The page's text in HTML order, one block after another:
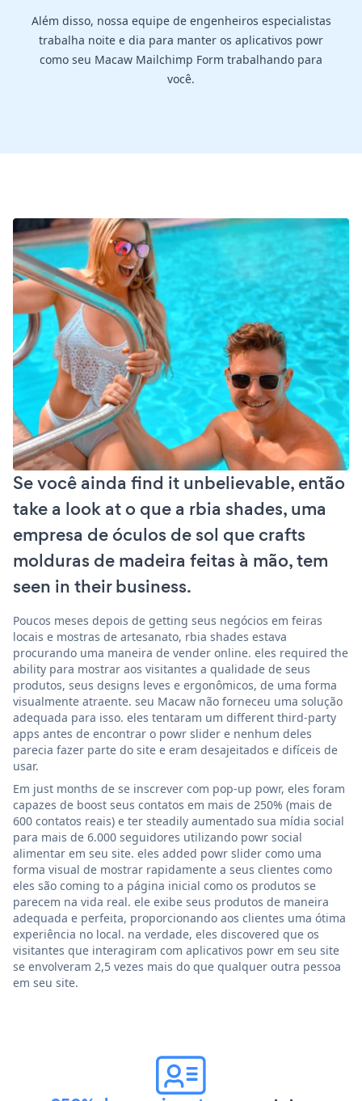
Além disso, nossa equipe de engenheiros especialistas
trabalha noite e dia para manter os aplicativos powr
como seu Macaw Mailchimp Form trabalhando para
você.
Se você ainda find it unbelievable, então
take a look at o que a rbia shades, uma
empresa de óculos de sol que crafts
molduras de madeira feitas à mão, tem
seen in their business.
Poucos meses depois de getting seus negócios em feiras
locais e mostras de artesanato, rbia shades estava
procurando uma maneira de vender online. eles required the
ability para mostrar aos visitantes a qualidade de seus
produtos, seus designs leves e ergonômicos, de uma forma
visualmente atraente. seu Macaw não forneceu uma solução
adequada para isso. eles tentaram um different third-party
apps antes de encontrar o powr slider e nenhum deles
parecia fazer parte do site e eram desajeitados e difíceis de
usar.
Em just months de se inscrever com pop-up powr, eles foram
capazes de boost seus contatos em mais de 250% (mais de
600 contatos reais) e ter steadily aumentado sua mídia social
para mais de 6.000 seguidores utilizando powr social
alimentar em seu site. eles added powr slider como uma
forma visual de mostrar rapidamente a seus clientes como
eles são coming to a página inicial como os produtos se
parecem na vida real. ele exibe seus produtos de maneira
adequada e perfeita, proporcionando aos clientes uma ótima
experiência no local. na verdade, eles discovered que os
visitantes que interagiram com aplicativos powr em seu site
se envolveram 2,5 vezes mais do que qualquer outra pessoa
em seu site.